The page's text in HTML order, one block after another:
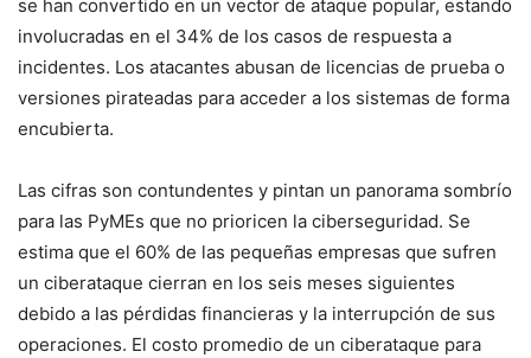
se han convertido en un vector de ataque popular, estando
involucradas en el 34% de los casos de respuesta a
incidentes. Los atacantes abusan de licencias de prueba o
versiones pirateadas para acceder a los sistemas de forma
encubierta.
Las cifras son contundentes y pintan un panorama sombrío
para las PyMEs que no prioricen la ciberseguridad. Se
estima que el 60% de las pequeñas empresas que sufren
un ciberataque cierran en los seis meses siguientes
debido a las pérdidas financieras y la interrupción de sus
operaciones. El costo promedio de un ciberataque para